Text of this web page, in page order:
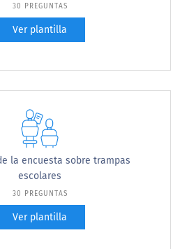
30 PREGUNTAS
Ver plantilla
la encuesta sobre trampas
escolares
30 PREGUNTAS
Ver plantilla